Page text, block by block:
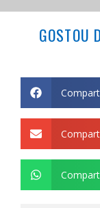
GOSTOU